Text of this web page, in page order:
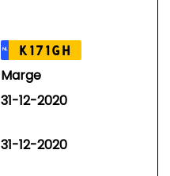
NL K171GH
Marge
31-12-2020
31-12-2020